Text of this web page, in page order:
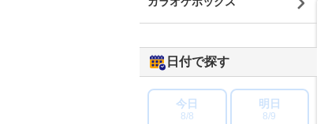
日付で探す
今日
8/8
明日
8/9